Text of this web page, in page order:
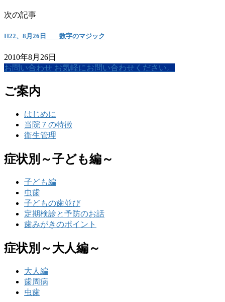
次の記事
H22、8月26日 数字のマジック
2010年8月26日
お問い合わせ お気軽にお問い合わせください。
ご案内
はじめに
当院７の特徴
衛生管理
症状別～子ども編～
子ども編
虫歯
子どもの歯並び
定期検診と予防のお話
歯みがきのポイント
症状別～大人編～
大人編
歯周病
虫歯